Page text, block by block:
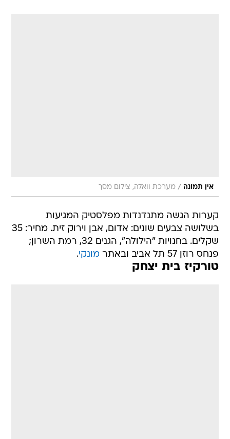
אין תמונה / מערכת וואלה, צילום מסך
קערות הגשה מתנדנדות מפלסטיק המגיעות
בשלושה צבעים שונים: אדום, אבן וירוק זית. מחיר: 35
שקלים. בחנויות "הילולה", הגנים 32, רמת השרון;
פנחס רוזן 57 תל אביב ובאתר
מונקי.
טורקיז בית יצחק